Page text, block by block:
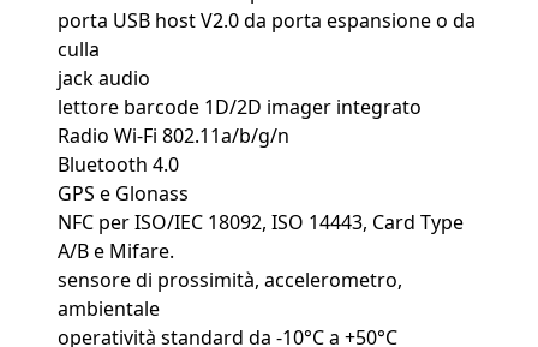
porta USB host V2.0 da porta espansione o da
culla
jack audio
lettore barcode 1D/2D imager integrato
Radio Wi-Fi 802.11a/b/g/n
Bluetooth 4.0
GPS e Glonass
NFC per ISO/IEC 18092, ISO 14443, Card Type
A/B e Mifare.
sensore di prossimità, accelerometro,
ambientale
operatività standard da -10°C a +50°C